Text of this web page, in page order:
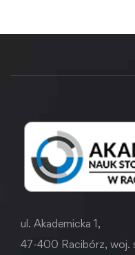
ul. Akademicka 1,
47-400 Racibórz, woj.